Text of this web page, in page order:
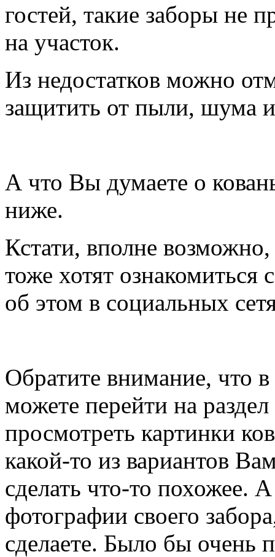
гостей, такие заборы не
на участок.
Из недостатков можно
защитить от пыли, шума
А что Вы думаете о
ниже.
Кстати, вполне
тоже хотят ознакомиться
об этом в социальных
Обратите внимание, что
можете перейти на
просмотреть картинки
какой-то из вариантов
сделать что-то похожее.
фотографии своего
сделаете. Было бы очень